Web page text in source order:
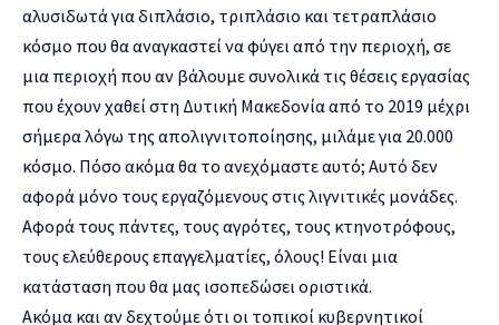
αλυσιδωτά για διπλάσιο, τριπλάσιο και τετραπλάσιο
κόσμο που θα αναγκαστεί να φύγει από την περιοχή, σε
μια περιοχή που αν βάλουμε συνολικά τις θέσεις εργασίας
που έχουν χαθεί στη Δυτική Μακεδονία από το 2019 μέχρι
σήμερα λόγω της απολιγνιτοποίησης, μιλάμε για 20.000
κόσμο. Πόσο ακόμα θα το ανεχόμαστε αυτό; Αυτό δεν
αφορά μόνο τους εργαζόμενους στις λιγνιτικές μονάδες.
Αφορά τους πάντες, τους αγρότες, τους κτηνοτρόφους,
τους ελεύθερους επαγγελματίες, όλους! Είναι μια
κατάσταση που θα μας ισοπεδώσει οριστικά.
Ακόμα και αν δεχτούμε ότι οι τοπικοί κυβερνητικοί